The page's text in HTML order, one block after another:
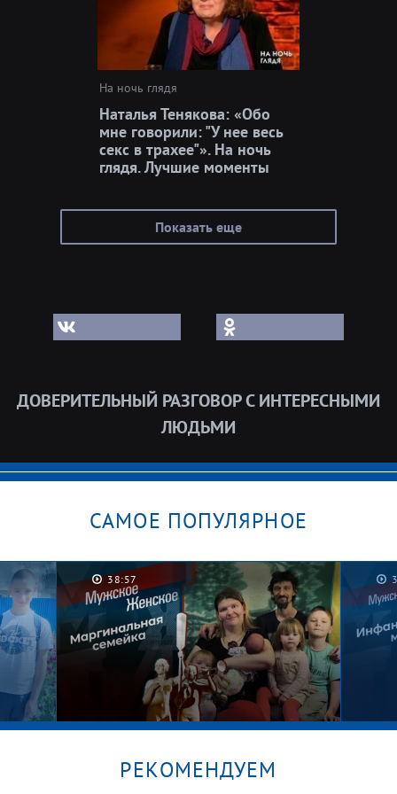
На ночь глядя
Наталья Тенякова: «Обо
мне говорили: "У нее весь
секс в трахее"». На ночь
глядя. Лучшие моменты
Показать еще
ДОВЕРИТЕЛЬНЫЙ РАЗГОВОР С ИНТЕРЕСНЫМИ
ЛЮДЬМИ
САМОЕ ПОПУЛЯРНОЕ
38:57
РЕКОМЕНДУЕМ